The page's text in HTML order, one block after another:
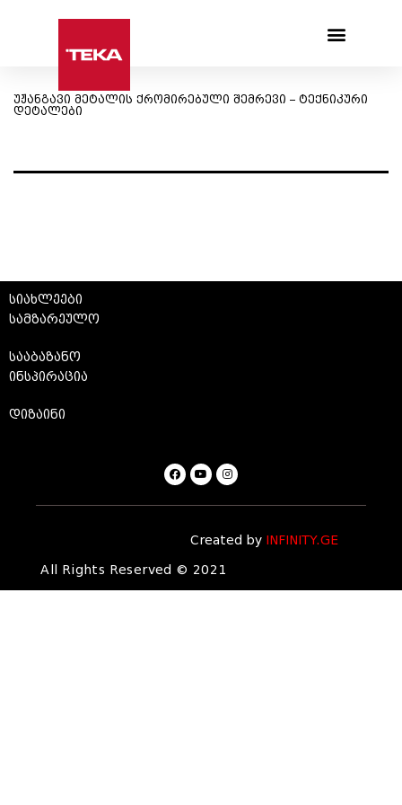
უჟანგავი მეტალის ქრომირებული შემრევი – ტექნიკური
დეტალები
სიახლეები
სამზარეულო
სააბაზანო
ინსპირაცია
დიზაინი
Created by INFINITY.GE
All Rights Reserved © 2021